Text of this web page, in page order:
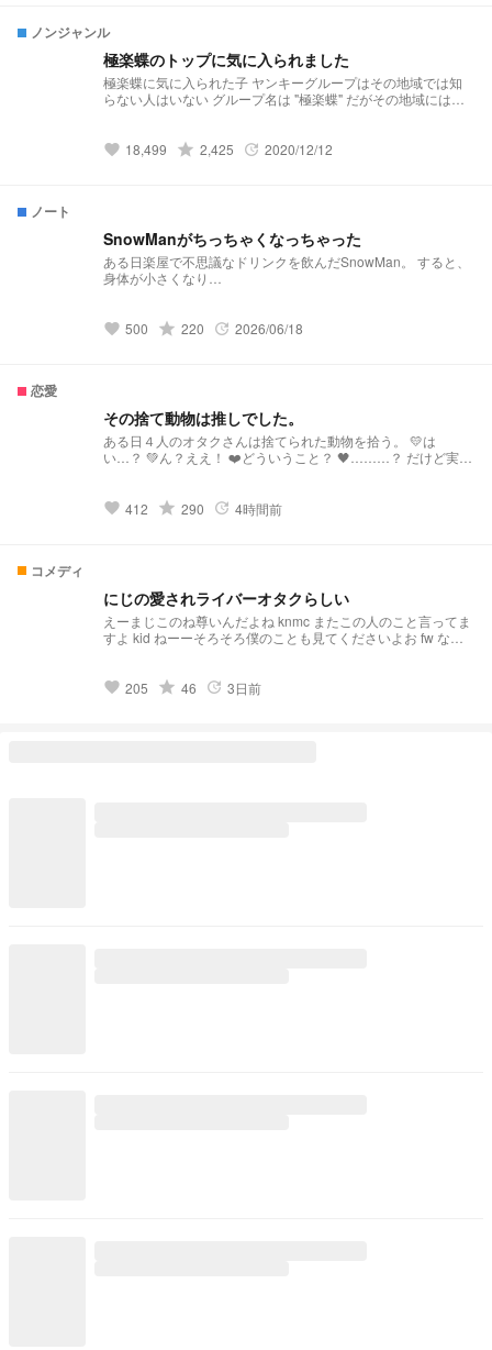
ノンジャンル
極楽蝶のトップに気に入られました
極楽蝶に気に入られた子 ヤンキーグループはその地域では知
らない人はいない グループ名は "極楽蝶" だがその地域には他
favorite 18,499 grade 2,425 update 2020/12/12
ノート
SnowManがちっちゃくなっちゃった
ある日楽屋で不思議なドリンクを飲んだSnowMan。 すると、
身体が小さくなり…
favorite 500 grade 220 update 2026/06/18
恋愛
その捨て動物は推しでした。
ある日４人のオタクさんは捨てられた動物を拾う。 💛は
い…？ 💚ん？ええ！ ❤️どういうこと？ 🖤………？ だけど実は
favorite 412 grade 290 update 4時間前
コメディ
にじの愛されライバーオタクらしい
えーまじこのね尊いんだよね knmc またこの人のこと言ってま
すよ kid ねーーそろそろ僕のことも見てくださいよお fw なー
いけど 僕の前では見ないで 初夢主ライバー編！！ 他の方の口
favorite 205 grade 46 update 3日前